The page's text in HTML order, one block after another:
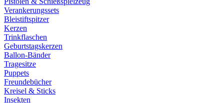
Verankerungssets
Bleistiftspitzer
Kerzen
Trinkflaschen
Geburtstagskerzen
Ballon-Bänder
Tragesitze
Puppets
Freundebücher
Kreisel & Sticks
Insekten